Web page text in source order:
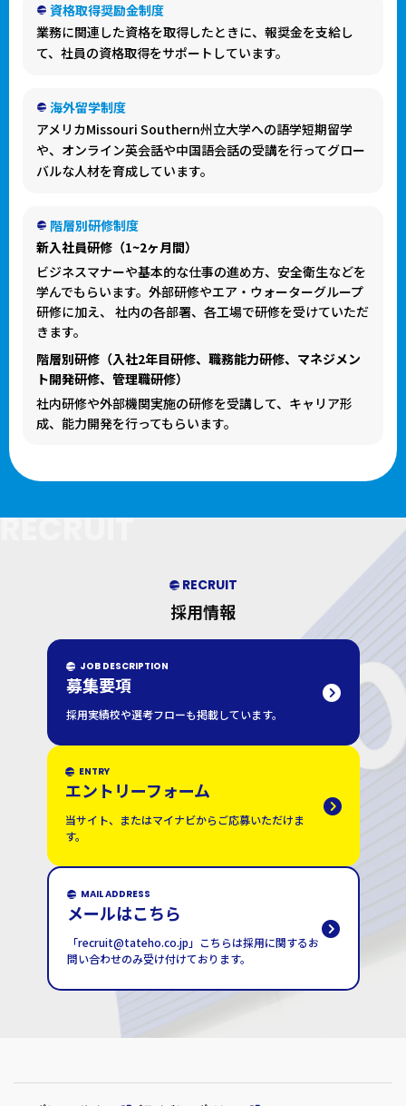
資格取得奨励金制度
業務に関連した資格を取得したときに、報奨金を支給し
て、社員の資格取得をサポートしています。
海外留学制度
アメリカMissouri Southern州立大学への語学短期留学
や、オンライン英会話や中国語会話の受講を行ってグロー
バルな人材を育成しています。
階層別研修制度
新入社員研修（1~2ヶ月間）
ビジネスマナーや基本的な仕事の進め方、安全衛生などを
学んでもらいます。外部研修やエア・ウォーターグループ
研修に加え、 社内の各部署、各工場で研修を受けていただ
きます。
階層別研修（入社2年目研修、職務能力研修、マネジメン
ト開発研修、管理職研修）
社内研修や外部機関実施の研修を受講して、キャリア形
成、能力開発を行ってもらいます。
RECRUIT
RECRUIT
採用情報
JOB DESCRIPTION
募集要項
採用実績校や選考フローも掲載しています。
ENTRY
エントリーフォーム
当サイト、またはマイナビからご応募いただけま
す。
MAIL ADDRESS
メールはこちら
「recruit@tateho.co.jp」こちらは採用に関するお
問い合わせのみ受け付けております。